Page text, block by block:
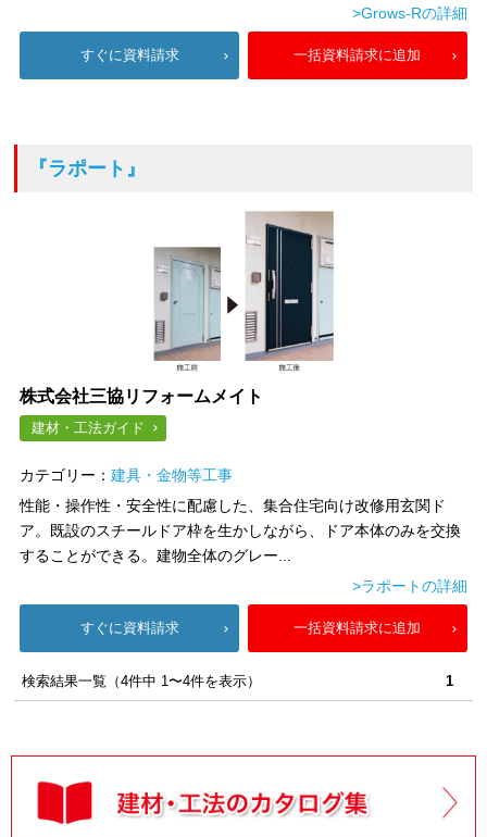
>Grows-Rの詳細
すぐに資料請求 一括資料請求に追加
『ラポート』
株式会社三協リフォームメイト
建材・工法ガイド
カテゴリー：建具・金物等工事
性能・操作性・安全性に配慮した、集合住宅向け改修用玄関ド
ア。既設のスチールドア枠を生かしながら、ドア本体のみを交換
することができる。建物全体のグレー...
>ラポートの詳細
すぐに資料請求 一括資料請求に追加
検索結果一覧（4件中 1〜4件を表示） 1